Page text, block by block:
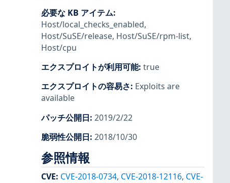
必要な KB アイテム:
Host/local_checks_enabled,
Host/SuSE/release, Host/SuSE/rpm-list,
Host/cpu
エクスプロイトが利用可能: true
エクスプロイトの容易さ: Exploits are
available
パッチ公開日: 2019/2/22
脆弱性公開日: 2018/10/30
参照情報
CVE: CVE-2018-0734, CVE-2018-12116, CVE-